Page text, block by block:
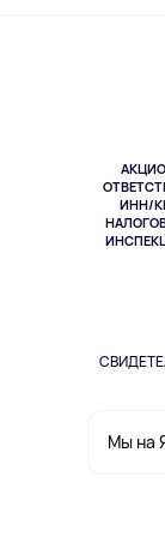
ИНН/
Мы на
Здоровье
Одежда и